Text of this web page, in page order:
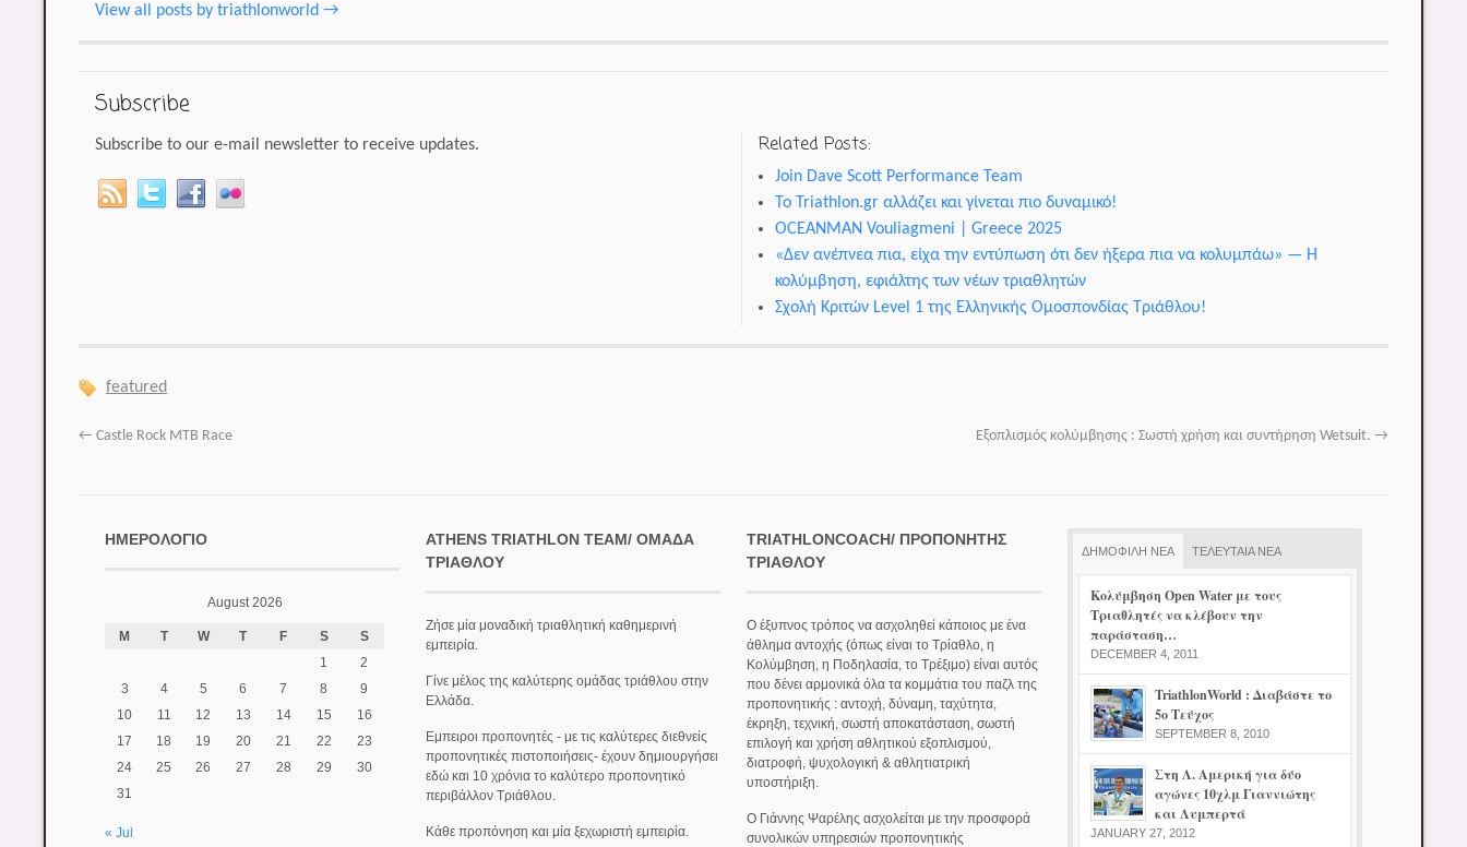
View all posts by triathlonworld →
Subscribe
Subscribe to our e-mail newsletter to receive updates. Related Posts:
Join Dave Scott Performance Team
Το Triathlon.gr αλλάζει και γίνεται πιο δυναμικό!
OCEANMAN Vouliagmeni | Greece 2025
«Δεν ανέπνεα πια, είχα την εντύπωση ότι δεν ήξερα πια να κολυμπάω» — Η
κολύμβηση, εφιάλτης των νέων τριαθλητών
Σχολή Κριτών Level 1 της Ελληνικής Ομοσπονδίας Τριάθλου!
featured
← Castle Rock MTB Race Εξοπλισμός κολύμβησης : Σωστή χρήση και συντήρηση Wetsuit. →
ΗΜΕΡΟΛΌΓΙΟ
August 2026
M T W T F S
S
1
2
3
4 5 6 7 8
9
10
11 12 13 14 15
16
17
18 19 20 21 22
23
24
25 26 27 28 29
30
31
« Jul
ATHENS TRIATHLON TEAM/ ΟΜΆΔΑ
ΤΡΙΆΘΛΟΥ
Ζήσε μία μοναδική τριαθλητική καθημερινή
εμπειρία.
Γίνε μέλος της καλύτερης ομάδας τριάθλου στην
Ελλάδα.
Εμπειροι προπονητές - με τις καλύτερες διεθνείς
προπονητικές πιστοποιήσεις- έχουν δημιουργήσει
εδώ και 10 χρόνια το καλύτερο προπονητικό
περιβάλλον Τριάθλου.
Κάθε προπόνηση και μία ξεχωριστή εμπειρία.
TRIATHLONCOACH/ ΠΡΟΠΟΝΗΤΉΣ
ΤΡΙΆΘΛΟΥ
Ο έξυπνος τρόπος να ασχοληθεί κάποιος με ένα
άθλημα αντοχής (όπως είναι το Τρίαθλο, η
Κολύμβηση, η Ποδηλασία, το Τρέξιμο) είναι αυτός
που δένει αρμονικά όλα τα κομμάτια του παζλ της
προπονητικής : αντοχή, δύναμη, ταχύτητα,
έκρηξη, τεχνική, σωστή αποκατάσταση, σωστή
επιλογή και χρήση αθλητικού εξοπλισμού,
διατροφή, ψυχολογική & αθλητιατρική
υποστήριξη.
O Γιάννης Ψαρέλης ασχολείται με την προσφορά
συνολικών υπηρεσιών προπονητικής
ΔΗΜΟΦΙΛΗ ΝΕΑ ΤΕΛΕΥΤΑΙΑ ΝΕΑ
Κολύμβηση Open Water με τους
Τριαθλητές να κλέβουν την
παράσταση…
DECEMBER 4, 2011
TriathlonWorld : Διαβάστε το
5ο Τεύχος
SEPTEMBER 8, 2010
Στη Λ. Αμερική για δύο
αγώνες 10χλμ Γιαννιώτης
και Λυμπερτά
JANUARY 27, 2012